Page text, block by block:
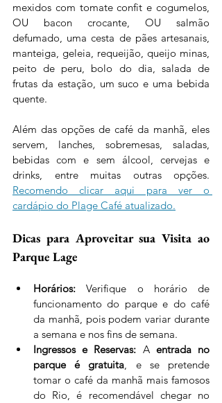
mexidos com tomate confit e cogumelos,
OU bacon crocante, OU salmão
defumado, uma cesta de pães artesanais,
manteiga, geleia, requeijão, queijo minas,
peito de peru, bolo do dia, salada de
frutas da estação, um suco e uma bebida
quente.
Além das opções de café da manhã, eles
servem, lanches, sobremesas, saladas,
bebidas com e sem álcool, cervejas e
Recomendo clicar aqui para ver o
cardápio do Plage Café atualizado.
Dicas para Aproveitar sua Visita ao
Parque Lage
Horários: Verifique o horário de
funcionamento do parque e do café
da manhã, pois podem variar durante
a semana e nos fins de semana.
Ingressos e Reservas: A entrada no
parque é gratuita, e se pretende
tomar o café da manhã mais famosos
do Rio, é recomendável chegar no